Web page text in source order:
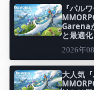
『パル
Garena
と最適
2026年
大人気